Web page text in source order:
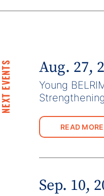
NEXT EVENTS Aug. 27,
Young
READ MORE
Sep. 10,